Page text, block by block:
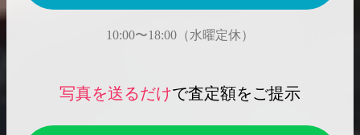
10:00〜18:00（水曜定休）
写真を送るだけで査定額をご提示